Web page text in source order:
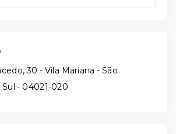
30 - Vila Mariana - São
- 04021-020